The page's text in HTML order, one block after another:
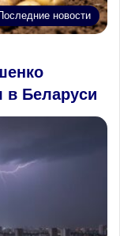
новости
в Беларуси